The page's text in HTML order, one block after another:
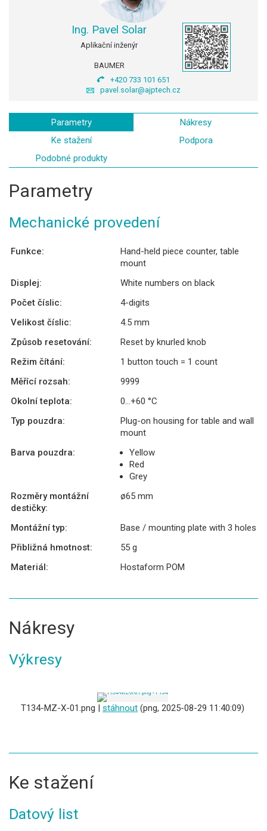
Ing. Pavel Solar
Aplikační inženýr
BAUMER
+420 733 101 651
pavel.solar@ajptech.cz
Parametry
Nákresy
Ke stažení
Podpora
Podobné produkty
Parametry
Mechanické provedení
Funkce:
Hand-held piece counter, table
mount
Displej:
White numbers on black
Počet číslic:
4-digits
Velikost číslic:
4.5 mm
Způsob resetování:
Reset by knurled knob
Režim čítání:
1 button touch = 1 count
Měřící rozsah:
9999
Okolní teplota:
0...+60 °C
Typ pouzdra:
Plug-on housing for table and wall
mount
Barva pouzdra:
Yellow
Red
Grey
Rozměry montážní
destičky:
ø65 mm
Montážní typ:
Base / mounting plate with 3 holes
Přibližná hmotnost:
55 g
Materiál:
Hostaform POM
Nákresy
Výkresy
T134-MZ-X-01.png | stáhnout (png, 2025-08-29 11:40:09)
Ke stažení
Datový list